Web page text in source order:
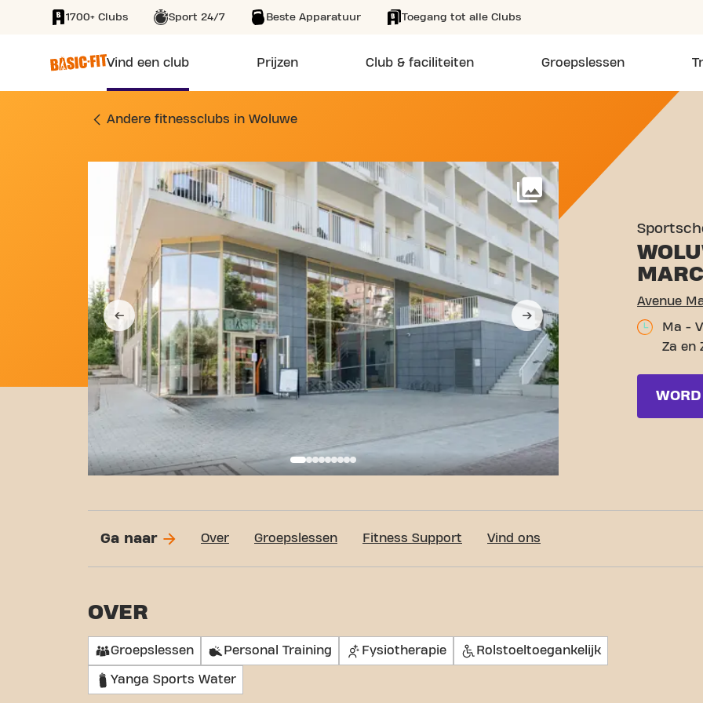
SKIP TO MAIN CONTENT
1700+ Clubs Sport 24/7 Beste Apparatuur Toegang tot alle Clubs
Vind een club Prijzen Club & faciliteiten Groepslessen
SPORTSCHOOL AVENUE MARCEL THIRY 79
Andere fitnessclubs in Woluwe
Meer
Ma -
Za en
Ga naar Over Groepslessen Fitness Support Vind ons
OVER
Groepslessen Personal Training Fysiotherapie Rolstoeltoegankelijk
Yanga Sports Water